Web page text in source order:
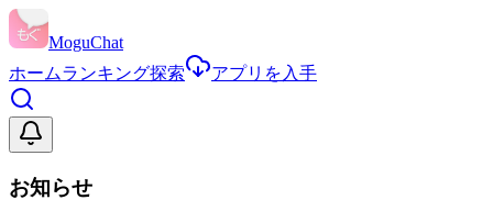
MoguChat
ホームランキング探索 アプリを入手
お知らせ